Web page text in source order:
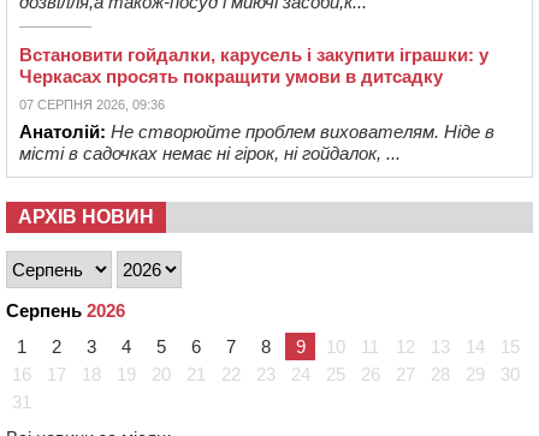
Встановити гойдалки, карусель і закупити іграшки: у
Черкасах просять покращити умови в дитсадку
07 СЕРПНЯ 2026, 09:36
Анатолій: Не створюйте проблем вихователям. Ніде в
місті в садочках немає ні гірок, ні гойдалок, ...
АРХІВ НОВИН
Серпень 2026
1
2 3 4 5 6 7 8 9 10 11 12 13 14
15
16
17 18 19 20 21 22 23 24 25 26 27 28 29
30
31